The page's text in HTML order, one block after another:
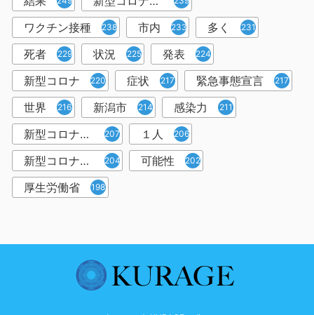
ワクチン接種 238 市内 233 多く 231
死者 229 状況 225 発表 224
新型コロナ 220 症状 217 緊急事態宣言 217
世界 216 新潟市 214 感染力 211
新型コロナウイルス感染者 207 １人 206
新型コロナウイルス対策 204 可能性 202
厚生労働省 198